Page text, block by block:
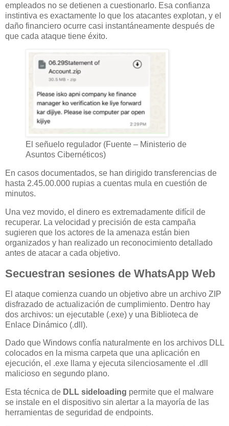
empleados no se detienen a cuestionarlo. Esa confianza
instintiva es exactamente lo que los atacantes explotan, y el
daño financiero ocurre casi instantáneamente después de
que cada ataque tiene éxito.
El señuelo regulador (Fuente – Ministerio de
Asuntos Cibernéticos)
En casos documentados, se han dirigido transferencias de
hasta 2.45.00.000 rupias a cuentas mula en cuestión de
minutos.
Una vez movido, el dinero es extremadamente difícil de
recuperar. La velocidad y precisión de esta campaña
sugieren que los actores de la amenaza están bien
organizados y han realizado un reconocimiento detallado
antes de atacar a cada objetivo.
Secuestran sesiones de WhatsApp Web
El ataque comienza cuando un objetivo abre un archivo ZIP
disfrazado de actualización de cumplimiento. Dentro hay
dos archivos: un ejecutable (.exe) y una Biblioteca de
Enlace Dinámico (.dll).
Dado que Windows confía naturalmente en los archivos DLL
colocados en la misma carpeta que una aplicación en
ejecución, el .exe llama y ejecuta silenciosamente el .dll
malicioso en segundo plano.
Esta técnica de DLL sideloading permite que el malware
se instale en el dispositivo sin alertar a la mayoría de las
herramientas de seguridad de endpoints.